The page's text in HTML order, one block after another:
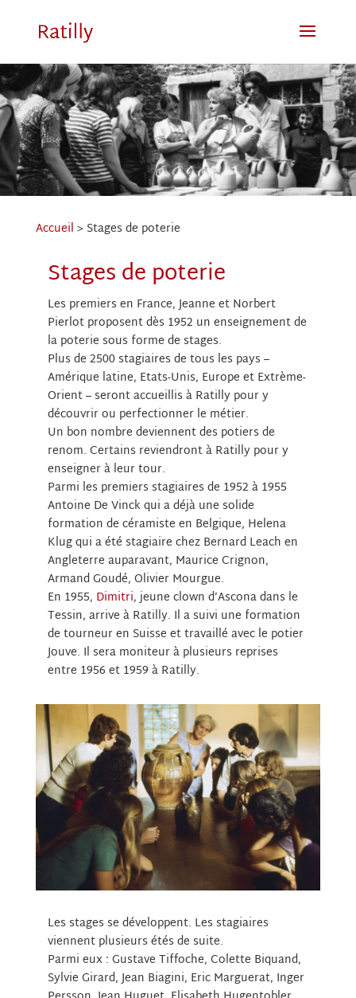
Accueil > Stages de poterie
Stages de poterie
Les premiers en France, Jeanne et Norbert
Pierlot proposent dès 1952 un enseignement de
la poterie sous forme de stages.
Plus de 2500 stagiaires de tous les pays –
Amérique latine, Etats-Unis, Europe et Extrème-
Orient – seront accueillis à Ratilly pour y
découvrir ou perfectionner le métier.
Un bon nombre deviennent des potiers de
renom. Certains reviendront à Ratilly pour y
enseigner à leur tour.
Parmi les premiers stagiaires de 1952 à 1955
Antoine De Vinck qui a déjà une solide
formation de céramiste en Belgique, Helena
Klug qui a été stagiaire chez Bernard Leach en
Angleterre auparavant, Maurice Crignon,
Armand Goudé, Olivier Mourgue.
En 1955, Dimitri, jeune clown d’Ascona dans le
Tessin, arrive à Ratilly. Il a suivi une formation
de tourneur en Suisse et travaillé avec le potier
Jouve. Il sera moniteur à plusieurs reprises
entre 1956 et 1959 à Ratilly.
Les stages se développent. Les stagiaires
viennent plusieurs étés de suite.
Parmi eux : Gustave Tiffoche, Colette Biquand,
Sylvie Girard, Jean Biagini, Eric Marguerat, Inger